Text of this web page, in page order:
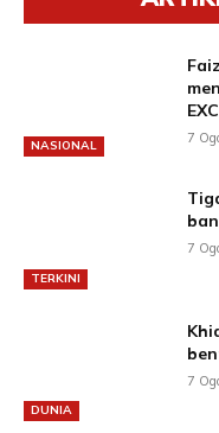
NASIONAL 7
TERKINI
7
DUNIA
7